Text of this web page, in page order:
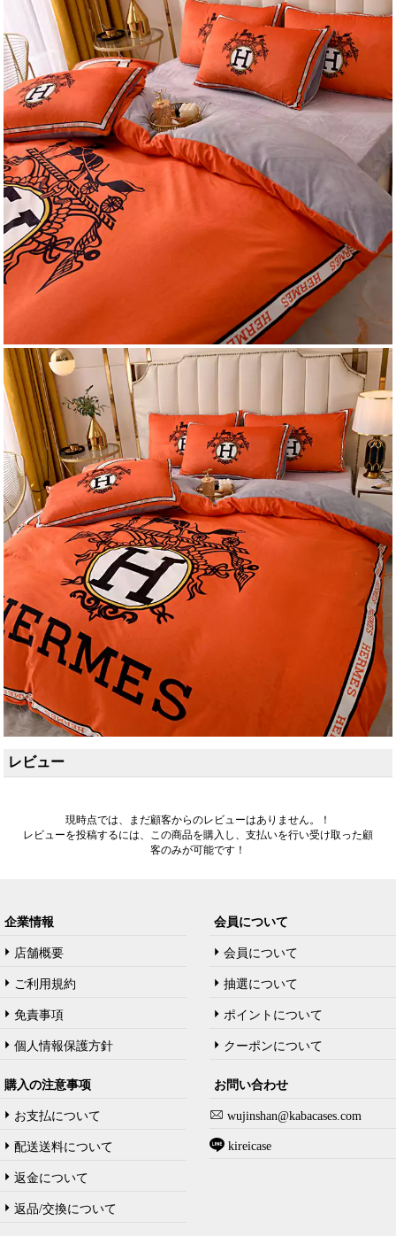
レビュー
現時点では、まだ顧客からのレビューはありません。！
レビューを投稿するには、この商品を購入し、支払いを行い受け取った顧
客のみが可能です！
企業情報
店舗概要
ご利用規約
免責事項
個人情報保護方針
会員について
会員について
抽選について
ポイントについて
クーポンについて
購入の注意事项
お支払について
配送送料について
返金について
返品/交換について
お問い合わせ
wujinshan@kabacases.com
kireicase